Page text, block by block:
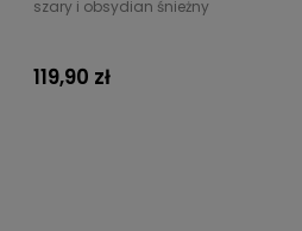
szary i obsydian śnieżny
119,90 zł